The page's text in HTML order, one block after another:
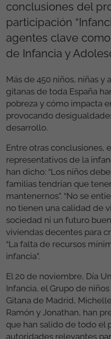
conclusiones del
participación
agentes clave
de Infancia y
Más de 450 niños, niñas
gitanas de toda España
pobreza y cómo impacta
provocando
desarrollo.
Entre otras conclusiones,
representativos de la
han dicho: “Los niños
familias tendrían que
mantenernos”. “No se
no tienen una calidad de
sociedad ni un futuro
viviendas decentes para
“La falta de recursos
infancia”.
El 20 de noviembre, Día
Infancia, el Grupo de
Gitana de Madrid,
Ramón y Jonathan, han
que han salido de todo el
autoridades relevantes